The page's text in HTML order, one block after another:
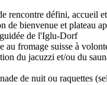
rencontre défini, accueil
de bienvenue et plateau
de l'Iglu-Dorf
au fromage suisse à
du jacuzzi et/ou du
de nuit ou raquettes